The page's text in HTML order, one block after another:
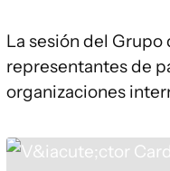
La sesión del
representantes de
organizaciones